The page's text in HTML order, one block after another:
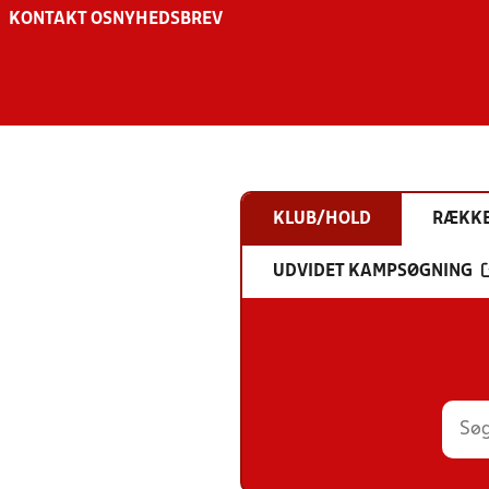
KONTAKT OS NYHEDSBREV
KLUB/HOLD
UDVIDET KAMPSØGNING